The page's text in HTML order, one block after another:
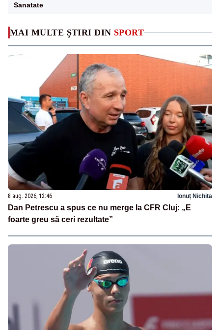
MAI MULTE ȘTIRI DIN SPORT
8 aug. 2026, 12:46 Ionuț Nichita
Dan Petrescu a spus ce nu merge la CFR Cluj: „E
foarte greu să ceri rezultate”
Sanatate